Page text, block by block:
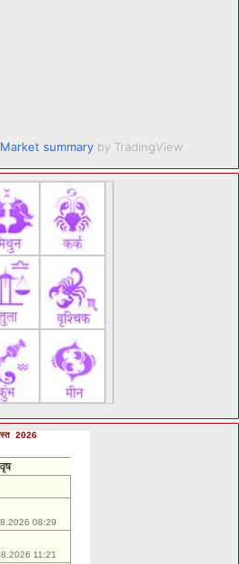
Market summary by TradingView